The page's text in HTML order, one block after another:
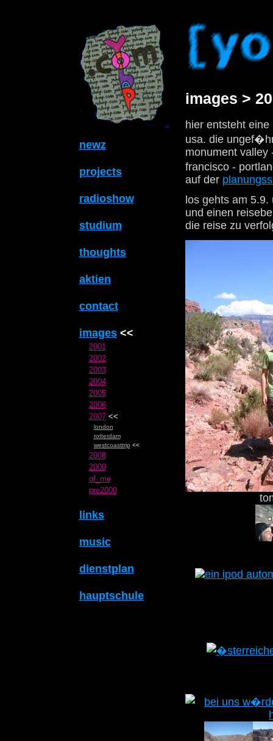
newz
projects
radioshow
studium
thoughts
aktien
contact
images<<
2001
2002
2003
2004
2005
2006
2007<<
london
rotterdam
westcoasttrip <<
2008
2009
of_me
pre2000
links
music
dienstplan
hauptschule
images >
hier entsteht
usa. die
monument valley
francisco -
auf der
los gehts am
und einen
die reise zu